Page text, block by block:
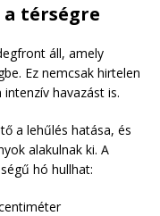
a térségre
áll, amely
Ez nemcsak hirtelen
havazást is.
a lehűlés hatása, és
alakulnak ki. A
hó hullhat: